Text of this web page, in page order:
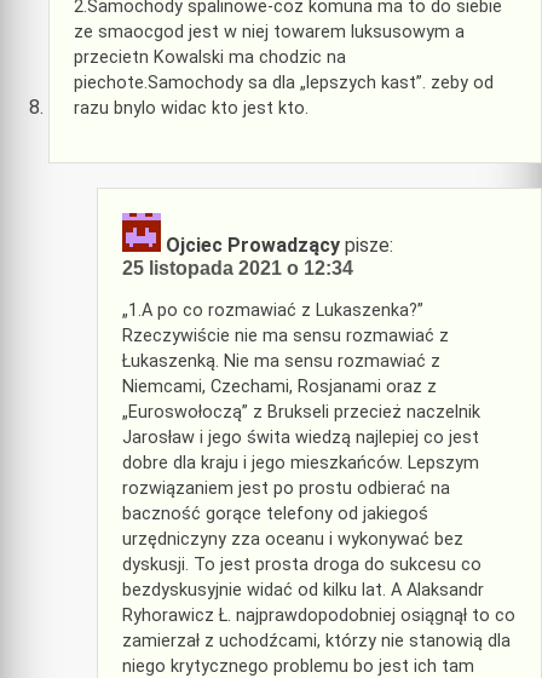
2.Samochody spalinowe-coz komuna ma to do siebie
ze smaocgod jest w niej towarem luksusowym a
przecietn Kowalski ma chodzic na
piechote.Samochody sa dla „lepszych kast”. zeby od
razu bnylo widac kto jest kto.
Ojciec Prowadzący pisze:
25 listopada 2021 o 12:34
„1.A po co rozmawiać z Lukaszenka?”
Rzeczywiście nie ma sensu rozmawiać z
Łukaszenką. Nie ma sensu rozmawiać z
Niemcami, Czechami, Rosjanami oraz z
„Euroswołoczą” z Brukseli przecież naczelnik
Jarosław i jego świta wiedzą najlepiej co jest
dobre dla kraju i jego mieszkańców. Lepszym
rozwiązaniem jest po prostu odbierać na
baczność gorące telefony od jakiegoś
urzędniczyny zza oceanu i wykonywać bez
dyskusji. To jest prosta droga do sukcesu co
bezdyskusyjnie widać od kilku lat. A Alaksandr
Ryhorawicz Ł. najprawdopodobniej osiągnął to co
zamierzał z uchodźcami, którzy nie stanowią dla
niego krytycznego problemu bo jest ich tam